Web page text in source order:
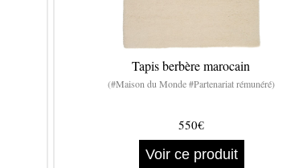
Tapis berbère marocain
(#Maison du Monde #Partenariat rémunéré)
550€
Voir ce produit